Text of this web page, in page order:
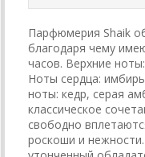
Парфюмерия Shaik
благодаря чему
часов. Верхние
Ноты сердца:
ноты: кедр, серая
классическое
свободно
роскоши и